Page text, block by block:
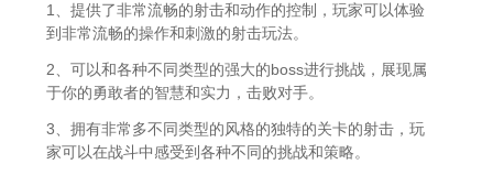
1、提供了非常流畅的射击和动作的控制，玩家可以体验
到非常流畅的操作和刺激的射击玩法。
2、可以和各种不同类型的强大的boss进行挑战，展现属
于你的勇敢者的智慧和实力，击败对手。
3、拥有非常多不同类型的风格的独特的关卡的射击，玩
家可以在战斗中感受到各种不同的挑战和策略。